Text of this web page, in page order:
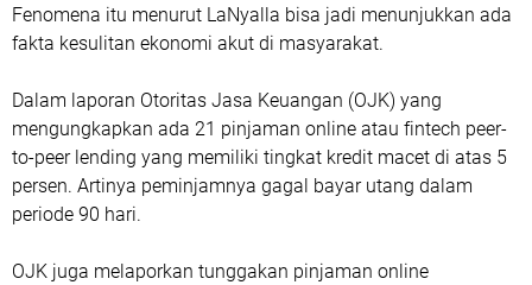
Fenomena itu menurut LaNyalla bisa jadi menunjukkan ada
fakta kesulitan ekonomi akut di masyarakat.
Dalam laporan Otoritas Jasa Keuangan (OJK) yang
mengungkapkan ada 21 pinjaman online atau fintech peer-
to-peer lending yang memiliki tingkat kredit macet di atas 5
persen. Artinya peminjamnya gagal bayar utang dalam
periode 90 hari.
OJK juga melaporkan tunggakan pinjaman online